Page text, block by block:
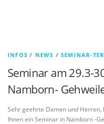
INFOS / NEWS /SEMINAR-
Seminar am 29.3-
Namborn-
Sehr geehrte Damen und
Ihnen ein Seminar in Namborn -